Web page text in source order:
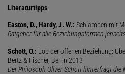
Literaturtipps
Easton, D., Hardy, J. W.: Schlampen mit
Ratgeber für alle Beziehungsformen
Schott, O.: Lob der offenen Beziehung:
Bertz & Fischer, Berlin 2013
Der Philosoph Oliver Schott hinterfragt die